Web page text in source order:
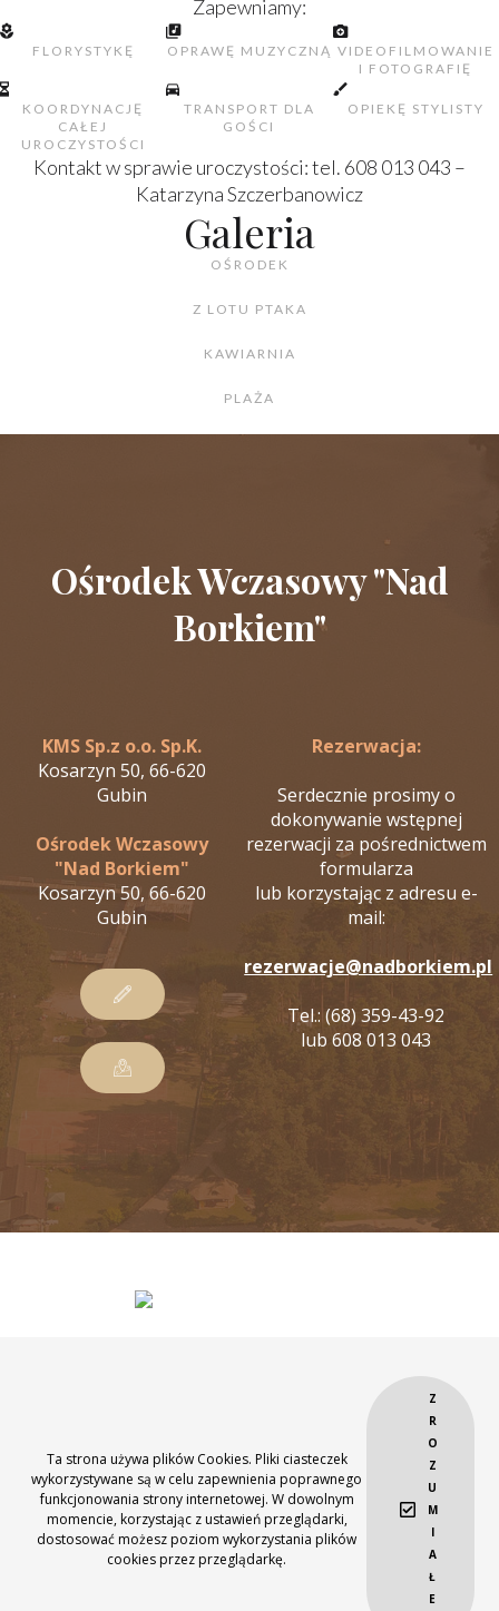
Zapewniamy:
FLORYSTYKĘ OPRAWĘ MUZYCZNĄ VIDEOFILMOWANIE
I FOTOGRAFIĘ
KOORDYNACJĘ
CAŁEJ
UROCZYSTOŚCI
TRANSPORT DLA
GOŚCI
OPIEKĘ STYLISTY
Kontakt w sprawie uroczystości: tel. 608 013 043 –
Katarzyna Szczerbanowicz
Galeria
OŚRODEK
Z LOTU PTAKA
KAWIARNIA
PLAŻA
Ośrodek Wczasowy "Nad
Borkiem"
KMS Sp.z o.o. Sp.K.
Kosarzyn 50, 66-620
Gubin
Ośrodek Wczasowy
"Nad Borkiem"
Kosarzyn 50, 66-620
Gubin
Rezerwacja:
Serdecznie prosimy o
dokonywanie wstępnej
rezerwacji za pośrednictwem
formularza
lub korzystając z adresu e-
mail:
rezerwacje@nadborkiem.pl
Tel.: (68) 359-43-92
lub 608 013 043
Projekt współfinansowany przez Unię Europejską ze środków Europejskiego
Funduszu Rozwoju Regionalnego
oraz budżetu Państwa w ramach Lubuskiego Regionalnego Programu
Operacyjnego na lata 2007-2013
Webdesign:MINT
Ta strona używa plików Cookies. Pliki ciasteczek
wykorzystywane są w celu zapewnienia poprawnego
funkcjonowania strony internetowej. W dowolnym
momencie, korzystając z ustawień przeglądarki,
dostosować możesz poziom wykorzystania plików
cookies przez przeglądarkę.
Z
R
O
Z
U
M
I
A
Ł
E